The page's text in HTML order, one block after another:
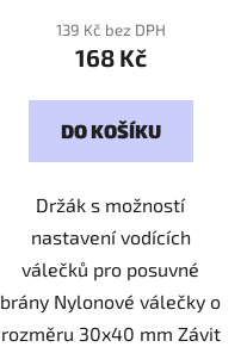
139 Kč bez DPH
168 Kč
DO KOŠÍKU
Držák s možností
nastavení vodících
válečků pro posuvné
brány Nylonové válečky o
rozměru 30x40 mm Závit